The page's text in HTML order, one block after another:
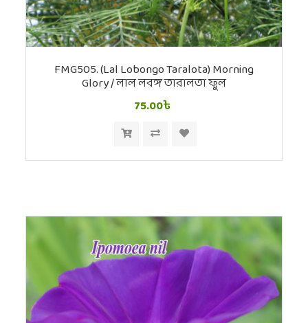
FMG505. (Lal Lobongo Taralota) Morning
Glory / লাল লবঙ্গ তারালতা ফুল
75.00৳